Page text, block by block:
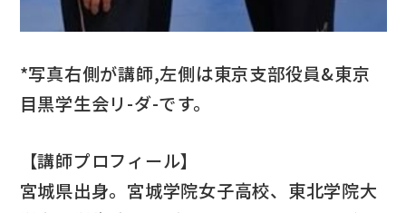
*写真右側が講師,左側は東京支部役員&東京
目黒学生会リ-ダ-です。
【講師プロフィール】
宮城県出身。宮城学院女子高校、東北学院大